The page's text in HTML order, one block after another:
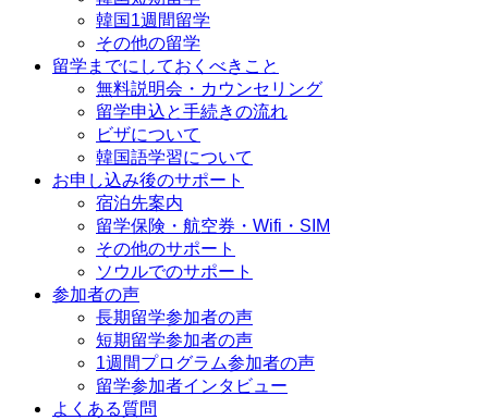
韓国1週間留学
その他の留学
留学までにしておくべきこと
無料説明会・カウンセリング
留学申込と手続きの流れ
ビザについて
韓国語学習について
お申し込み後のサポート
宿泊先案内
留学保険・航空券・Wifi・SIM
その他のサポート
ソウルでのサポート
参加者の声
長期留学参加者の声
短期留学参加者の声
1週間プログラム参加者の声
留学参加者インタビュー
よくある質問